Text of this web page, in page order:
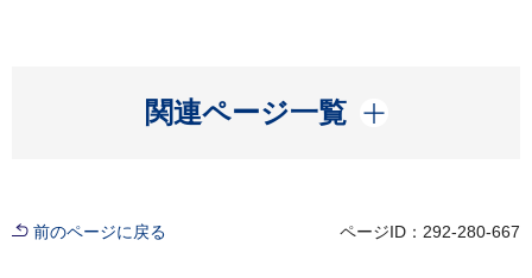
関連ページ一覧
開く
前のページに戻る ページID：292-280-667